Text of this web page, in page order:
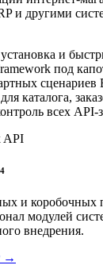
и другими
и
под
сценариев
каталога,
всех API-
и коробочных
модулей
внедрения.
→